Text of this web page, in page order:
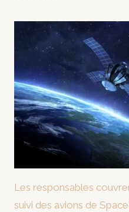
Les responsables
suivi des avions de